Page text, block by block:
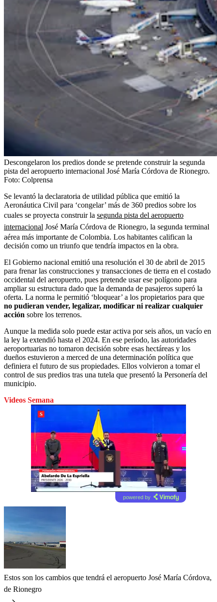
Descongelaron los predios donde se pretende construir la segunda
pista del aeropuerto internacional José María Córdova de Rionegro.
Foto: Colprensa
Se levantó la declaratoria de utilidad pública que emitió la
Aeronáutica Civil para ‘congelar’ más de 360 predios sobre los
cuales se proyecta construir la segunda pista del aeropuerto
internacional José María Córdova de Rionegro, la segunda terminal
aérea más importante de Colombia. Los habitantes califican la
decisión como un triunfo que tendría impactos en la obra.
El Gobierno nacional emitió una resolución el 30 de abril de 2015
para frenar las construcciones y transacciones de tierra en el costado
occidental del aeropuerto, pues pretende usar ese polígono para
ampliar su estructura dado que la demanda de pasajeros superó la
oferta. La norma le permitió ‘bloquear’ a los propietarios para que
no pudieran vender, legalizar, modificar ni realizar cualquier
acción sobre los terrenos.
Aunque la medida solo puede estar activa por seis años, un vacío en
la ley la extendió hasta el 2024. En ese período, las autoridades
aeroportuarias no tomaron decisión sobre esas hectáreas y los
dueños estuvieron a merced de una determinación política que
definiera el futuro de sus propiedades. Ellos volvieron a tomar el
control de sus predios tras una tutela que presentó la Personería del
municipio.
Videos Semana
powered by
Estos son los cambios que tendrá el aeropuerto José María Córdova,
de Rionegro